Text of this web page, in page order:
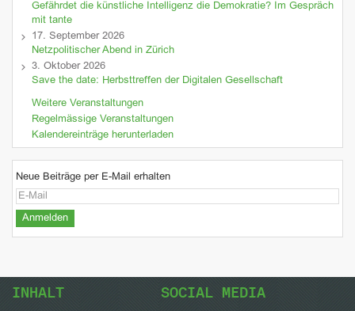
Gefährdet die künstliche Intelligenz die Demokratie? Im Gespräch
mit tante
17. September 2026
Netzpolitischer Abend in Zürich
3. Oktober 2026
Save the date: Herbsttreffen der Digitalen Gesellschaft
Weitere Veranstaltungen
Regelmässige Veranstaltungen
Kalendereinträge herunterladen
Neue Beiträge per E-Mail erhalten
INHALT SOCIAL MEDIA